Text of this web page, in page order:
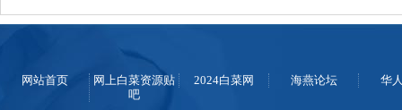
网站首页
网上白菜资源贴
吧
2024白菜网 海燕论坛 华